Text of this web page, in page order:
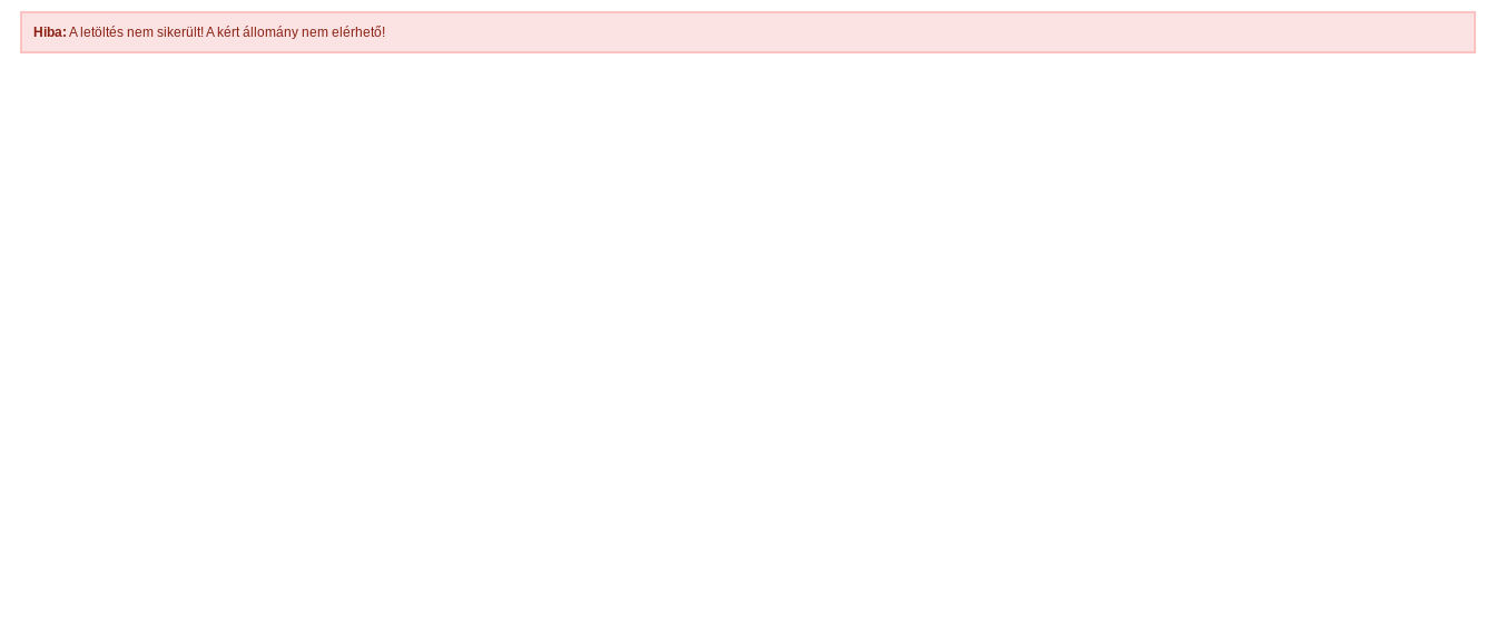
Hiba: A letöltés nem sikerült! A kért állomány nem elérhető!